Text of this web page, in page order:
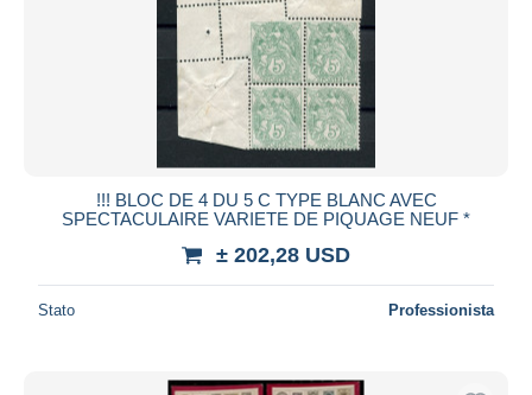
!!! BLOC DE 4 DU 5 C TYPE BLANC AVEC
SPECTACULAIRE VARIETE DE PIQUAGE NEUF *
± 202,28 USD
Stato Professionista